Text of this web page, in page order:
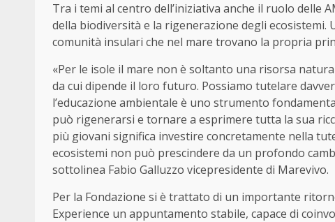
Tra i temi al centro dell’iniziativa anche il ruolo delle
della biodiversità e la rigenerazione degli
comunità insulari che nel mare trovano la propria
«Per le isole il mare non è soltanto una risorsa
da cui dipende il loro futuro. Possiamo tutelare
l’educazione ambientale è uno strumento
può rigenerarsi e tornare a esprimere tutta la sua
più giovani significa investire concretamente nella
ecosistemi non può prescindere da un profondo
sottolinea Fabio Galluzzo vicepresidente di Marevivo.
Per la Fondazione si è trattato di un importante
Experience un appuntamento stabile, capace di